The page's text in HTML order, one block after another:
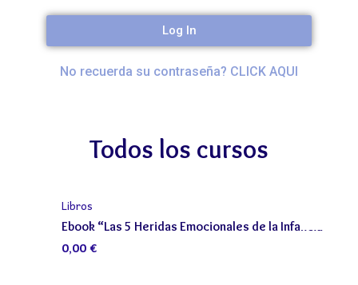
Log In
No recuerda su contraseña? CLICK AQUI
Todos los cursos
Libros
Ebook “Las 5 Heridas Emocionales de la Infancia”
0,00€